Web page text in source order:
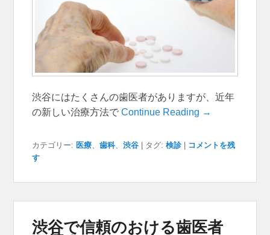
渋谷にはたくさんの歯医者がありますが、近年
の新しい治療方法でContinue Reading →
カテゴリー: 医療、歯科、渋谷 タグ: 検診
コメントを残
す
渋谷で信頼のおける歯医者